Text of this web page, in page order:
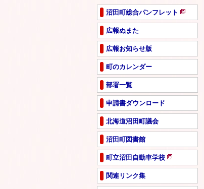
す
ま
す
沼田町総合パンフレット
新
ペ
ジ
開
ま
広報ぬまた
広報お知らせ版
町のカレンダー
部署一覧
申請書ダウンロード
北海道沼田町議会
沼田町図書館
町立沼田自動車学校
新
ペ
関連リンク集